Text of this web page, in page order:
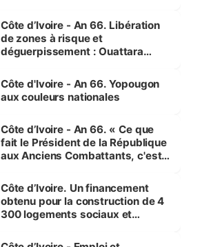
milieu des sinistrés
Côte d’Ivoire - An 66. Libération
de zones à risque et
déguerpissement : Ouattara
l'Etat de droit pour préserver les
vies humaines »
Côte d'Ivoire - An 66. Yopougon
aux couleurs nationales
Côte d’Ivoire - An 66. « Ce que
fait le Président de la République
aux Anciens Combattants, c'est
Côte d’Ivoire. Un financement
obtenu pour la construction de 4
300 logements sociaux et
et Yamoussoukro